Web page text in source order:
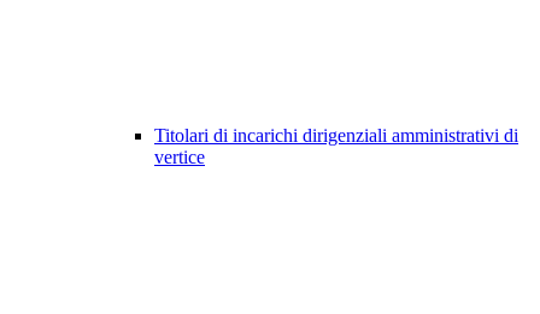
Titolari di incarichi dirigenziali amministrativi di
vertice